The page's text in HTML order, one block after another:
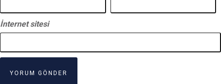
İnternet sitesi